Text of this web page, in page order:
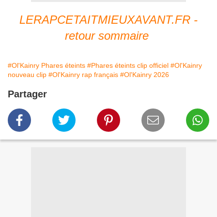
LERAPCETAITMIEUXAVANT.FR -
retour sommaire
#Ol'Kainry Phares éteints #Phares éteints clip officiel #Ol'Kainry
nouveau clip #Ol'Kainry rap français #Ol'Kainry 2026
Partager